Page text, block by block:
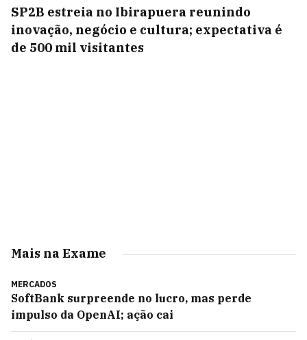
SP2B estreia no Ibirapuera reunindo
inovação, negócio e cultura; expectativa é
de 500 mil visitantes
Mais na Exame
MERCADOS
SoftBank surpreende no lucro, mas perde
impulso da OpenAI; ação cai